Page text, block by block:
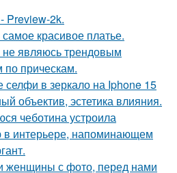
Preview-2k.
красивое платье.
являюсь трендовым
по прическам.
селфи в зеркало на Iphone 15
объектив, эстетика влияния.
чеботина устроила
интерьере, напоминающем
женщины с фото, перед нами